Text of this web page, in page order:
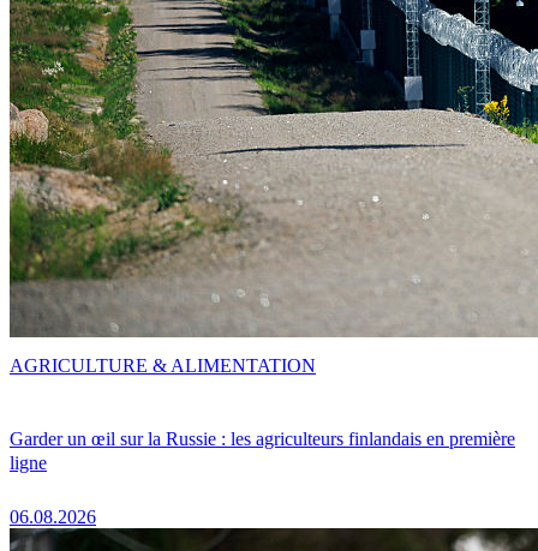
Garder un œil sur la Russie : les agriculteurs finlandais en première
ligne
06.08.2026
AGRICULTURE & ALIMENTATION